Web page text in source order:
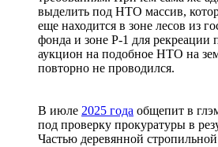
выделить под НТО массив,
еще находится в зоне лесов из
фонда и зоне Р-1 для рекреации
аукцион на подобное НТО на
повторно не проводился.
В июле 2025 года общепит в
под проверку прокуратуры в
Частью деревянной